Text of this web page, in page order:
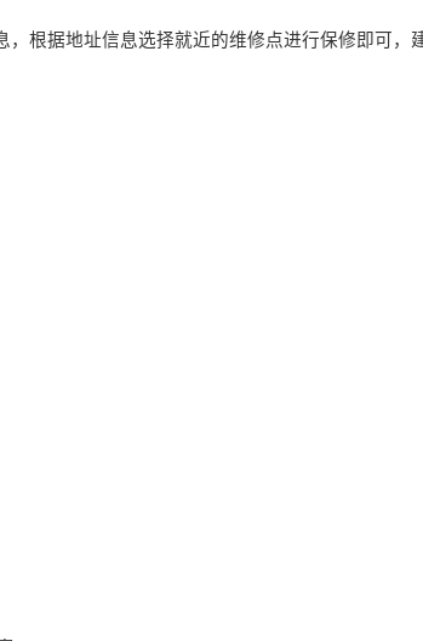
根据地址信息选择就近的维修点进行保修即可，